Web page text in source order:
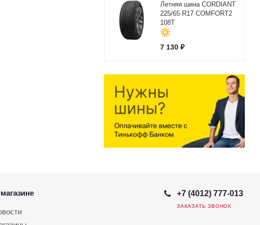
Летняя шина CORDIANT
225/65 R17 COMFORT2
108T
7 130₽
+7 (4012) 777-013
ЗАКАЗАТЬ ЗВОНОК